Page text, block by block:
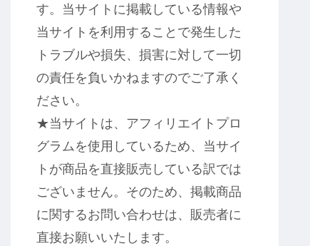
す。当サイトに掲載している情報や
当サイトを利用することで発生した
トラブルや損失、損害に対して一切
の責任を負いかねますのでご了承く
ださい。
★当サイトは、アフィリエイトプロ
グラムを使用しているため、当サイ
トが商品を直接販売している訳では
ございません。そのため、掲載商品
に関するお問い合わせは、販売者に
直接お願いいたします。